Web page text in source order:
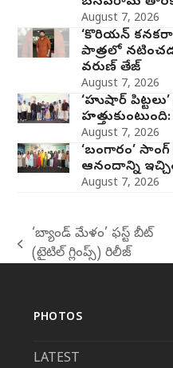
August 7, 2026
‘కొరియన్
పాత్రలో
వరుణ్ తేజ్
August 7, 2026
‘హుషార్‌
August 7, 2026
‘బంగారం’
ఆనందాన్ని
August 7, 2026
previous
‘బ్యాండ్ మేళం’ ఫస్ట్ బీట్
(టైటిల్ గ్లింప్స్) రిలీజ్
PHOTOS
LATEST